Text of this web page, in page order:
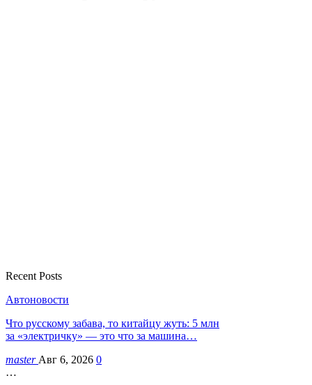
Recent Posts
Автоновости
Что русскому забава, то китайцу жуть: 5 млн
за «электричку» — это что за машина…
master Авг 6, 2026 0
…